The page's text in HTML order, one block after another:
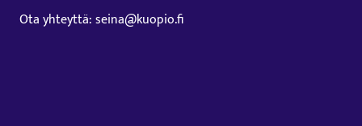
Ota yhteyttä: seina@kuopio.fi